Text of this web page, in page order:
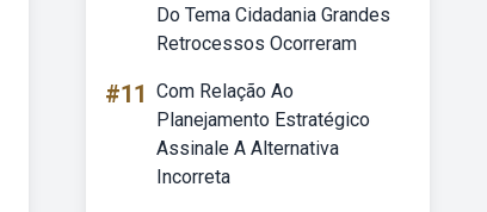
Do Tema Cidadania Grandes
Retrocessos Ocorreram
#11 Com Relação Ao
Planejamento Estratégico
Assinale A Alternativa
Incorreta